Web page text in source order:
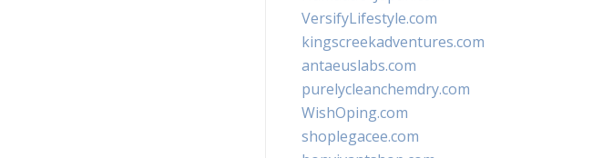
VersifyLifestyle.com
kingscreekadventures.com
antaeuslabs.com
purelycleanchemdry.com
WishOping.com
shoplegacee.com